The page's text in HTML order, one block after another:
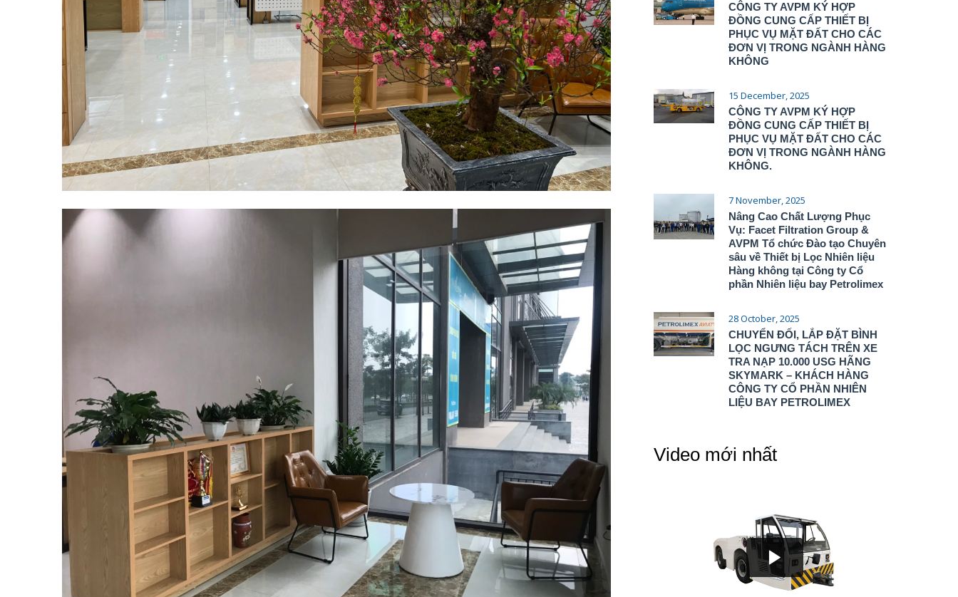
CÔNG TY AVPM KÝ HỢP
ĐỒNG CUNG CẤP THIẾT BỊ
PHỤC VỤ MẶT ĐẤT CHO CÁC
ĐƠN VỊ TRONG NGÀNH HÀNG
KHÔNG
15 December, 2025
CÔNG TY AVPM KÝ HỢP
ĐỒNG CUNG CẤP THIẾT BỊ
PHỤC VỤ MẶT ĐẤT CHO CÁC
ĐƠN VỊ TRONG NGÀNH HÀNG
KHÔNG.
7 November, 2025
Nâng Cao Chất Lượng Phục
Vụ: Facet Filtration Group &
AVPM Tổ chức Đào tạo Chuyên
sâu về Thiết bị Lọc Nhiên liệu
Hàng không tại Công ty Cổ
phần Nhiên liệu bay Petrolimex
28 October, 2025
CHUYỂN ĐỐI, LẮP ĐẶT BÌNH
LỌC NGƯNG TÁCH TRÊN XE
TRA NẠP 10.000 USG HÃNG
SKYMARK – KHÁCH HÀNG
CÔNG TY CỔ PHẦN NHIÊN
LIỆU BAY PETROLIMEX
Video mới nhất